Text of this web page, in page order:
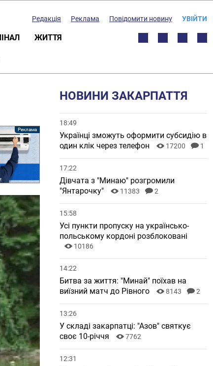
Редакція Реклама Повідомити новину УВІЙТИ
ЖИТТЯ
НОВИНИ ЗАКАРПАТТЯ
18:49
Українці зможуть оформити субсидію в
один клік через телефон
17200 1
17:22
Дівчата з "Минаю" розгромили
"Янтарочку"
11383 2
15:58
Усі пункти пропуску на українсько-
польському кордоні розблоковані
10186
14:22
Битва за життя: "Минай" поїхав на
виїзний матч до Рівного
8143 2
13:26
У складі закарпатці: "Азов" святкує
своє 10-річчя
7762
12:31